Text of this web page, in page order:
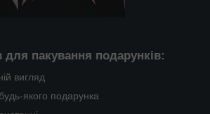
для пакування подарунків:
вигляд
якого подарунка